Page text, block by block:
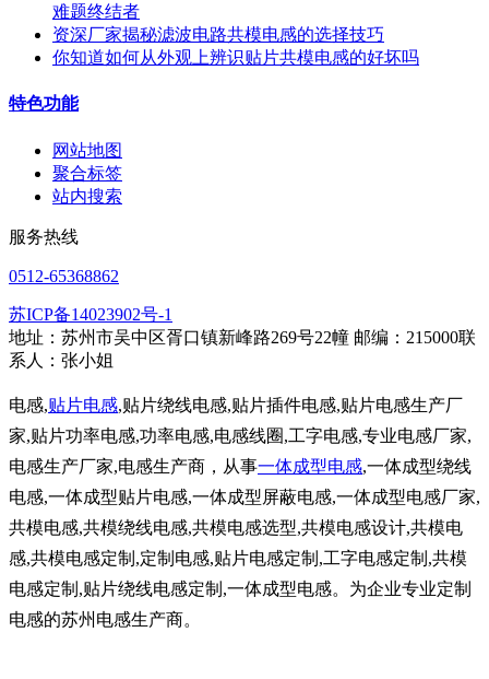
难题终结者
资深厂家揭秘滤波电路共模电感的选择技巧
你知道如何从外观上辨识贴片共模电感的好坏吗
特色功能
网站地图
聚合标签
站内搜索
服务热线
0512-65368862
苏ICP备14023902号-1
地址：苏州市吴中区胥口镇新峰路269号22幢 邮编：215000联
系人：张小姐
电感,贴片电感,贴片绕线电感,贴片插件电感,贴片电感生产厂
家,贴片功率电感,功率电感,电感线圈,工字电感,专业电感厂家,
电感生产厂家,电感生产商，从事一体成型电感,一体成型绕线
电感,一体成型贴片电感,一体成型屏蔽电感,一体成型电感厂家,
共模电感,共模绕线电感,共模电感选型,共模电感设计,共模电
感,共模电感定制,定制电感,贴片电感定制,工字电感定制,共模
电感定制,贴片绕线电感定制,一体成型电感。为企业专业定制
电感的苏州电感生产商。